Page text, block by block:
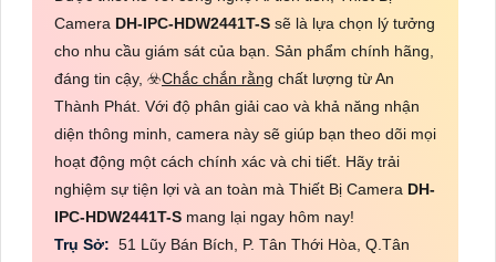
Camera DH-IPC-HDW2441T-S sẽ là lựa chọn lý tưởng
cho nhu cầu giám sát của bạn. Sản phẩm chính hãng,
đáng tin cậy, ☣️Chắc chắn rằng chất lượng từ An
Thành Phát. Với độ phân giải cao và khả năng nhận
diện thông minh, camera này sẽ giúp bạn theo dõi mọi
hoạt động một cách chính xác và chi tiết. Hãy trải
nghiệm sự tiện lợi và an toàn mà Thiết Bị Camera DH-
IPC-HDW2441T-S mang lại ngay hôm nay!
Trụ Sở: 51 Lũy Bán Bích, P. Tân Thới Hòa, Q.Tân